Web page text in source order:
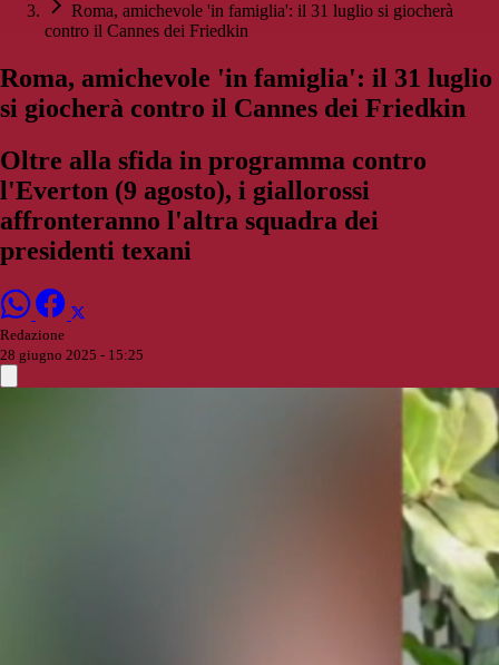
Roma, amichevole 'in famiglia': il 31 luglio si giocherà
contro il Cannes dei Friedkin
Roma, amichevole 'in famiglia': il 31 luglio
si giocherà contro il Cannes dei Friedkin
Oltre alla sfida in programma contro
l'Everton (9 agosto), i giallorossi
affronteranno l'altra squadra dei
presidenti texani
Redazione
28 giugno 2025 - 15:25